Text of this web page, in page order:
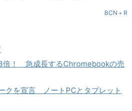
BCN＋R
倍！ 急成長するChromebookの売
クを宣言 ノートPCとタブレット